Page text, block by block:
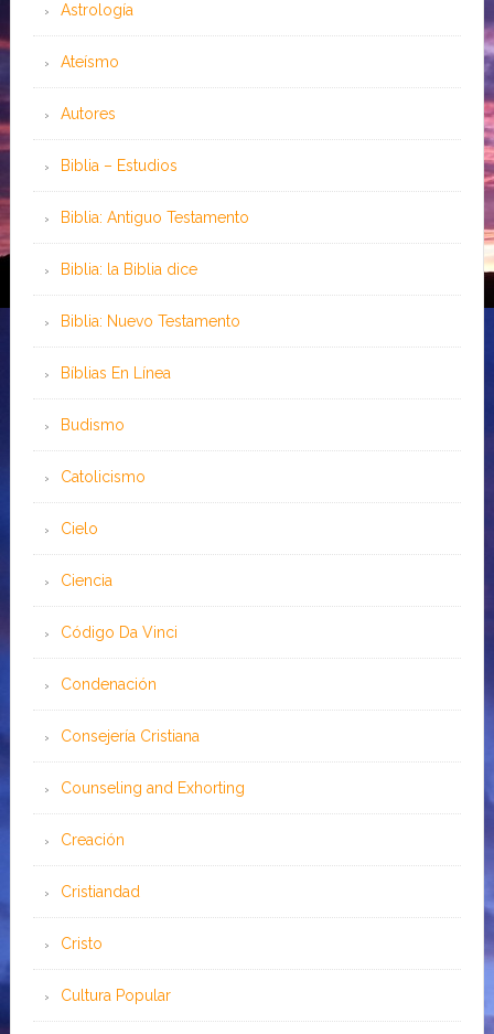
Astrología
Ateísmo
Autores
Biblia – Estudios
Biblia: Antiguo Testamento
Biblia: la Biblia dice
Biblia: Nuevo Testamento
Bíblias En Línea
Budismo
Catolicismo
Cielo
Ciencia
Código Da Vinci
Condenación
Consejería Cristiana
Counseling and Exhorting
Creación
Cristiandad
Cristo
Cultura Popular